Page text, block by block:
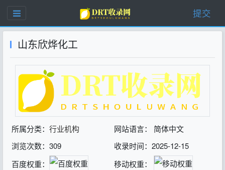
提交
山东欣烨化工
所属分类： 行业机构
网站语言： 简体中文
浏览次数：309
收录时间：2025-12-15
百度权重：
移动权重：